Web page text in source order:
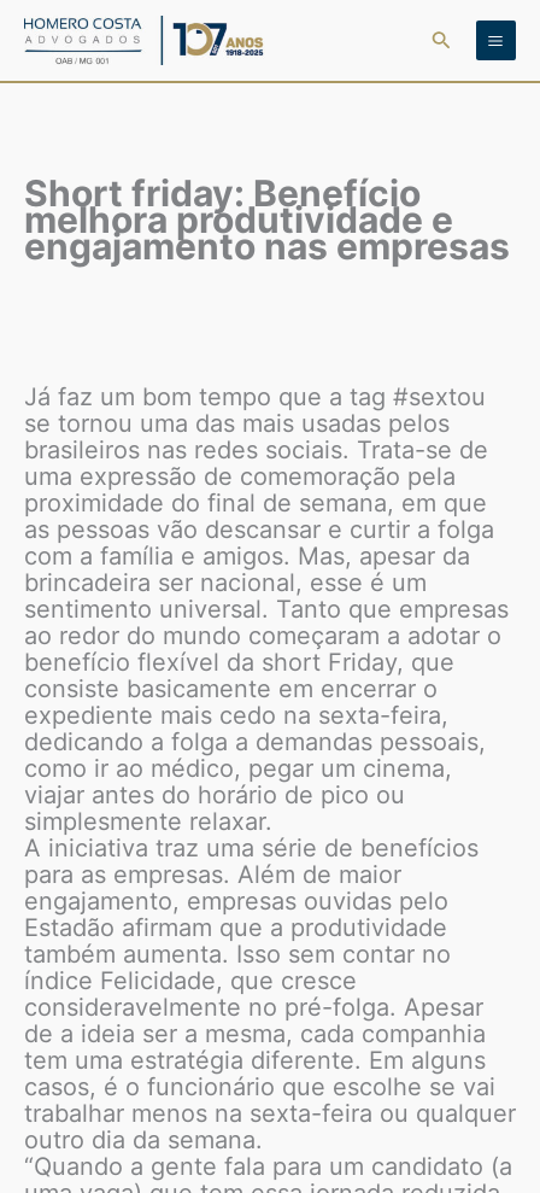
para
Pesquisar
Short friday: Benefício
melhora produtividade e
engajamento nas empresas
Já faz um bom tempo que a tag #sextou
se tornou uma das mais usadas pelos
brasileiros nas redes sociais. Trata-se de
uma expressão de comemoração pela
proximidade do final de semana, em que
as pessoas vão descansar e curtir a folga
com a família e amigos. Mas, apesar da
brincadeira ser nacional, esse é um
sentimento universal. Tanto que empresas
ao redor do mundo começaram a adotar o
benefício flexível da short Friday, que
consiste basicamente em encerrar o
expediente mais cedo na sexta-feira,
dedicando a folga a demandas pessoais,
como ir ao médico, pegar um cinema,
viajar antes do horário de pico ou
simplesmente relaxar.
A iniciativa traz uma série de benefícios
para as empresas. Além de maior
engajamento, empresas ouvidas pelo
Estadão afirmam que a produtividade
também aumenta. Isso sem contar no
índice Felicidade, que cresce
consideravelmente no pré-folga. Apesar
de a ideia ser a mesma, cada companhia
tem uma estratégia diferente. Em alguns
casos, é o funcionário que escolhe se vai
trabalhar menos na sexta-feira ou qualquer
outro dia da semana.
“Quando a gente fala para um candidato (a